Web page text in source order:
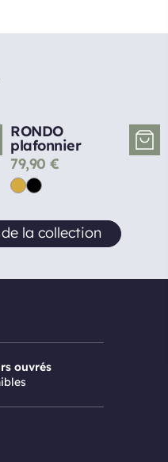
RONDO
plafonnier
79,90 €
la collection
ouvrés